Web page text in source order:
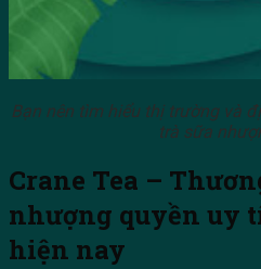
Bạn nên tìm hiểu thị trường và
trà sữa
Crane Tea –
nhượng quyền uy
hiện nay